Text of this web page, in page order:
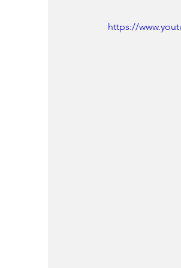
https://